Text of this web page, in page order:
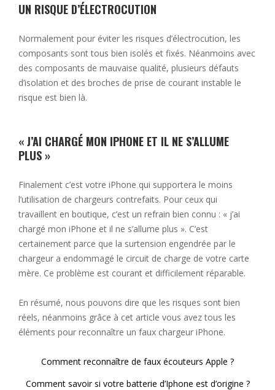
UN RISQUE D’ÉLECTROCUTION
Normalement pour éviter les risques d’électrocution, les
composants sont tous bien isolés et fixés. Néanmoins avec
des composants de mauvaise qualité, plusieurs défauts
d’isolation et des broches de prise de courant instable le
risque est bien là.
« J’AI CHARGÉ MON IPHONE ET IL NE S’ALLUME
PLUS »
Finalement c’est votre iPhone qui supportera le moins
l’utilisation de chargeurs contrefaits. Pour ceux qui
travaillent en boutique, c’est un refrain bien connu : « j’ai
chargé mon iPhone et il ne s’allume plus ». C’est
certainement parce que la surtension engendrée par le
chargeur a endommagé le circuit de charge de votre carte
mère. Ce problème est courant et difficilement réparable.
En résumé, nous pouvons dire que les risques sont bien
réels, néanmoins grâce à cet article vous avez tous les
éléments pour reconnaître un faux chargeur iPhone.
Comment reconnaître de faux écouteurs Apple ?
Comment savoir si votre batterie d’Iphone est d’origine ?